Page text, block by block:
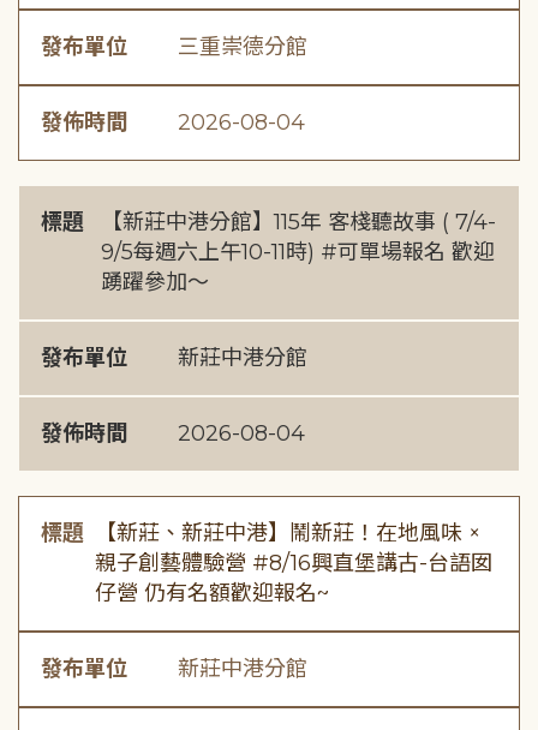
發布單位 三重崇德分館
發佈時間 2026-08-04
標題
【新莊中港分館】115年 客棧聽故事 ( 7/4-
9/5每週六上午10-11時) #可單場報名 歡迎
踴躍參加～
發布單位 新莊中港分館
發佈時間 2026-08-04
標題
【新莊、新莊中港】鬧新莊！在地風味 ×
親子創藝體驗營 #8/16興直堡講古-台語囡
仔營 仍有名額歡迎報名~
發布單位 新莊中港分館